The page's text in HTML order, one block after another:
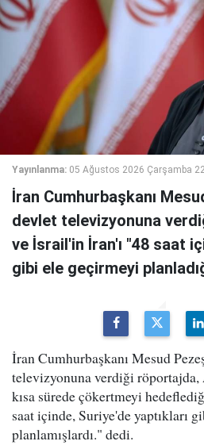
Yayınlanma: 05 Ağustos 2026 Çarşamba
İran Cumhurbaşkanı
devlet televizyonuna
ve İsrail'in İran'ı "48 saat
gibi ele geçirmeyi
İran Cumhurbaşkanı Mesud
televizyonuna verdiği
kısa sürede çökertmeyi
saat içinde, Suriye'de yaptıkları
planlamışlardı." dedi.